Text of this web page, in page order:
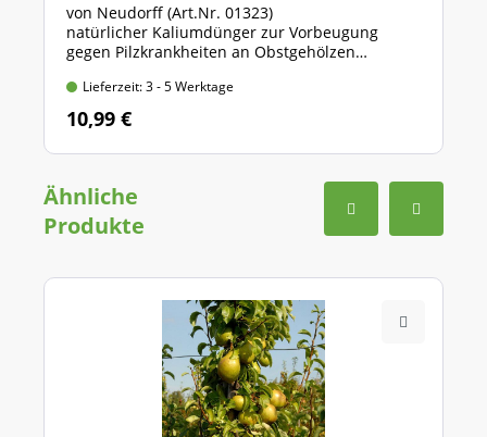
von Neudorff (Art.Nr. 01323)
natürlicher Kaliumdünger zur Vorbeugung
gegen Pilzkrankheiten an Obstgehölzen
Lieferzeit: 3 - 5 Werktage
10,99 €
Ähnliche
Produkte